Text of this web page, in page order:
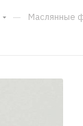
— Маслянные